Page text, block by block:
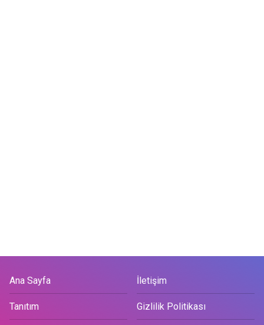
Ana Sayfa İletişim
Tanıtım Gizlilik Politikası